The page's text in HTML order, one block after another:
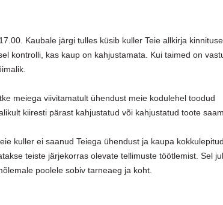
Kaubale järgi tulles küsib kuller Teie allkirja
kontrolli, kas kaup on kahjustamata. Kui taimed on
meiega viivitamatult ühendust meie kodulehel toodud
kiiresti pärast kahjustatud või kahjustatud toote
kuller ei saanud Teiega ühendust ja kaupa kokkulepitud
teiste järjekorras olevate tellimuste töötlemist. Sel
poolele sobiv tarneaeg ja koht.